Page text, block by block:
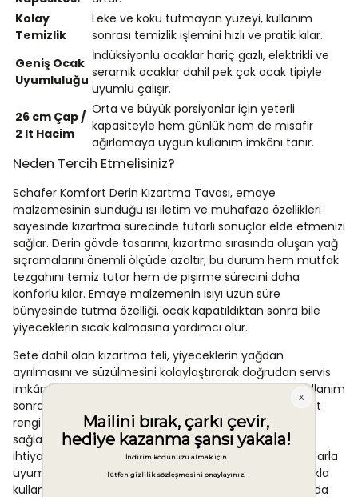
Kolay
Temizlik
Leke ve koku tutmayan yüzeyi, kullanım
sonrası temizlik işlemini hızlı ve pratik kılar.
Geniş Ocak
Uyumluluğu
İndüksiyonlu ocaklar hariç gazlı, elektrikli ve
seramik ocaklar dahil pek çok ocak tipiyle
uyumlu çalışır.
26 cm Çap /
2 lt Hacim
Orta ve büyük porsiyonlar için yeterli
kapasiteyle hem günlük hem de misafir
ağırlamaya uygun kullanım imkânı tanır.
Neden Tercih Etmelisiniz?
Schafer Komfort Derin Kızartma Tavası, emaye
malzemesinin sunduğu ısı iletim ve muhafaza özellikleri
sayesinde kızartma sürecinde tutarlı sonuçlar elde etmenizi
sağlar. Derin gövde tasarımı, kızartma sırasında oluşan yağ
sıçramalarını önemli ölçüde azaltır; bu durum hem mutfak
tezgahını temiz tutar hem de pişirme sürecini daha
konforlu kılar. Emaye malzemenin ısıyı uzun süre
bünyesinde tutma özelliği, ocak kapatıldıktan sonra bile
yiyeceklerin sıcak kalmasına yardımcı olur.
Sete dahil olan kızartma teli, yiyeceklerin yağdan
ayrılmasını ve süzülmesini kolaylaştırarak doğrudan servis
imkânı tanır. Leke ve koku tutmayan emaye yüzey, kullanım
sonrası temizlik süresini belirgin biçimde kısaltır. Lacivert
rengi ve sade tasarımıyla mutfak estetiğine uyum
sağlayan bu set, 2 litrelik kapasitesiyle farklı porsiyon
ihtiyaçlarına yanıt verir. Gazlı, elektrikli ve seramik ocaklarla
uyumlu olması, farklı mutfak düzenlemelerinde rahatlıkla
kullanılabilmesine olanak tanırken indüksiyonlu ocaklarda